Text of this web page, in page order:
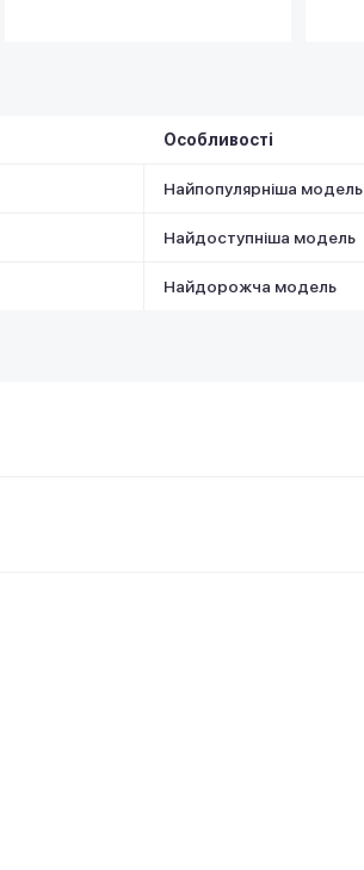
Особливості
Найпопулярніша модель
Найдоступніша модель
Найдорожча модель